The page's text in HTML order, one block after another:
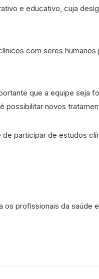
e educativo, cuja
com seres
que a equipe seja
novos
participar de estudos
profissionais da saúde